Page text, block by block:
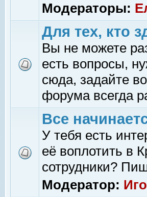
Модераторы:
Для тех, кто
Вы не можете
есть вопросы,
сюда, задайте
форума всегда
Все
У тебя есть
её воплотить в
сотрудники?
Модератор: